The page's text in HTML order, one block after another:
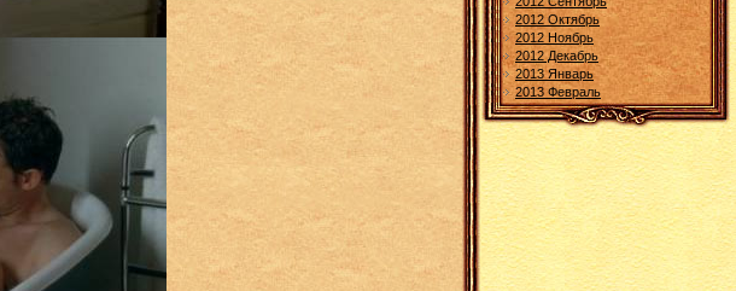
2012 Октябрь
2012 Ноябрь
2012 Декабрь
2013 Январь
2013 Февраль